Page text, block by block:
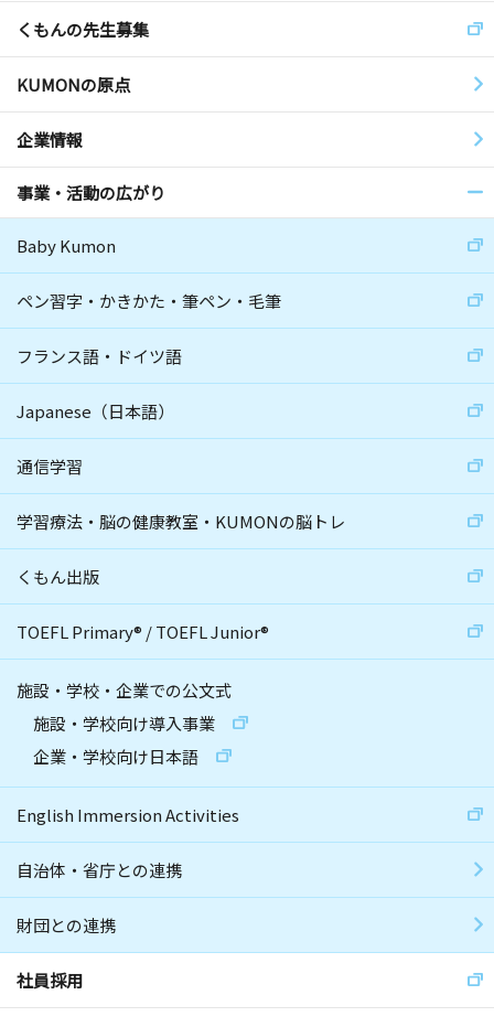
くもんの先生募集
KUMONの原点
企業情報
事業・活動の広がり
Baby Kumon
ペン習字・かきかた・筆ペン・毛筆
フランス語・ドイツ語
Japanese（日本語）
通信学習
学習療法・脳の健康教室・KUMONの脳トレ
くもん出版
TOEFL Primary® /TOEFL Junior®
施設・学校・企業での公文式
施設・学校向け導入事業
企業・学校向け日本語
English Immersion Activities
自治体・省庁との連携
財団との連携
社員採用